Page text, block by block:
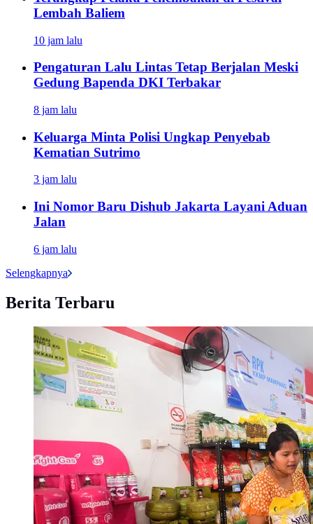
Lembah Baliem
10 jam lalu
Pengaturan Lalu Lintas Tetap Berjalan Meski
Gedung Bapenda DKI Terbakar
8 jam lalu
Keluarga Minta Polisi Ungkap Penyebab
Kematian Sutrimo
3 jam lalu
Ini Nomor Baru Dishub Jakarta Layani Aduan
Jalan
6 jam lalu
Selengkapnya
Berita Terbaru